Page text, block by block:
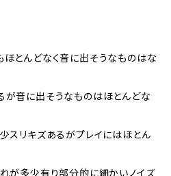
とんどなく音に出そうなものはな
音に出そうなものはほとんどな
リキズあるがプレイにはほとん
が多少有り部分的に細かいノイズ